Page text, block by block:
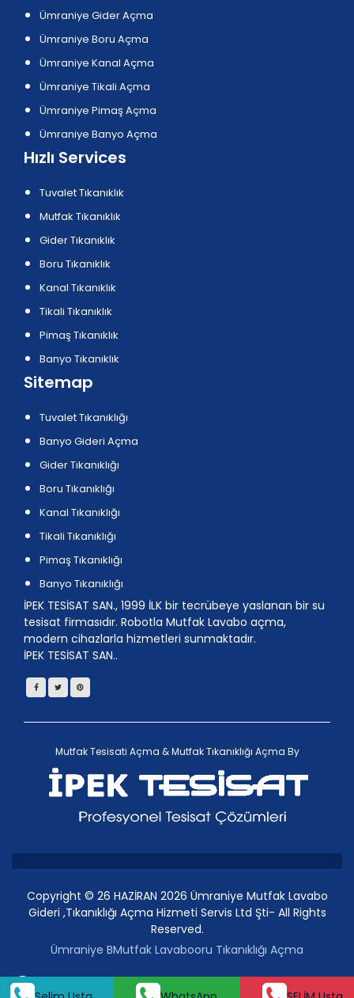
Ümraniye Gider Açma
Ümraniye Boru Açma
Ümraniye Kanal Açma
Ümraniye Tikali Açma
Ümraniye Pimaş Açma
Ümraniye Banyo Açma
Hızlı Services
Tuvalet Tıkanıklık
Mutfak Tıkanıklık
Gider Tıkanıklık
Boru Tıkanıklık
Kanal Tıkanıklık
Tikali Tıkanıklık
Pimaş Tıkanıklık
Banyo Tıkanıklık
Sitemap
Tuvalet Tıkanıklığı
Banyo Gideri Açma
Gider Tıkanıklığı
Boru Tıkanıklığı
Kanal Tıkanıklığı
Tikali Tıkanıklığı
Pimaş Tıkanıklığı
Banyo Tıkanıklığı
İPEK TESİSAT SAN., 1999 İLK bir tecrübeye yaslanan bir su
tesisat firmasıdır. Robotla Mutfak Lavabo açma,
modern cihazlarla hizmetleri sunmaktadır.
İPEK TESİSAT SAN..
Mutfak Tesisati Açma &Mutfak Tıkanıklığı Açma By
Copyright © 26 HAZİRAN 2026 Ümraniye Mutfak Lavabo
Gideri ,Tıkanıklığı Açma Hizmeti Servis Ltd Şti- All Rights
Reserved.
Ümraniye BMutfak Lavabooru Tıkanıklığı Açma
Whatsap